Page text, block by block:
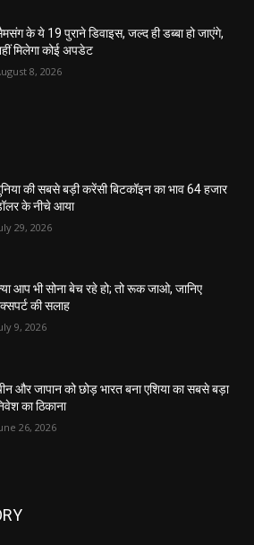
के ये 19 पुराने डिवाइस, जल्द ही डब्बा हो जाएंगे,
मिलेगा कोई अपडेट
8, 2026
की सबसे बड़ी करेंसी बिटकॉइन का भाव 64 हजार
के नीचे आया
29, 2026
आप भी सोना बेच रहे हो; तो रूक जाओ, जानिए
की सलाह
9, 2026
और जापान को छोड़ भारत बना एशिया का सबसे बड़ा
का ठिकाना
26, 2026